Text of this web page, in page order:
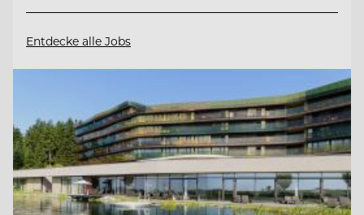
Entdecke alle Jobs